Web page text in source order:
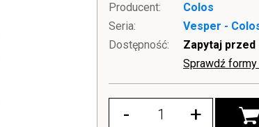
Producent:
Colos
Seria:
Vesper -
Dostępność:
Zapytaj przed
Sprawdź
- +